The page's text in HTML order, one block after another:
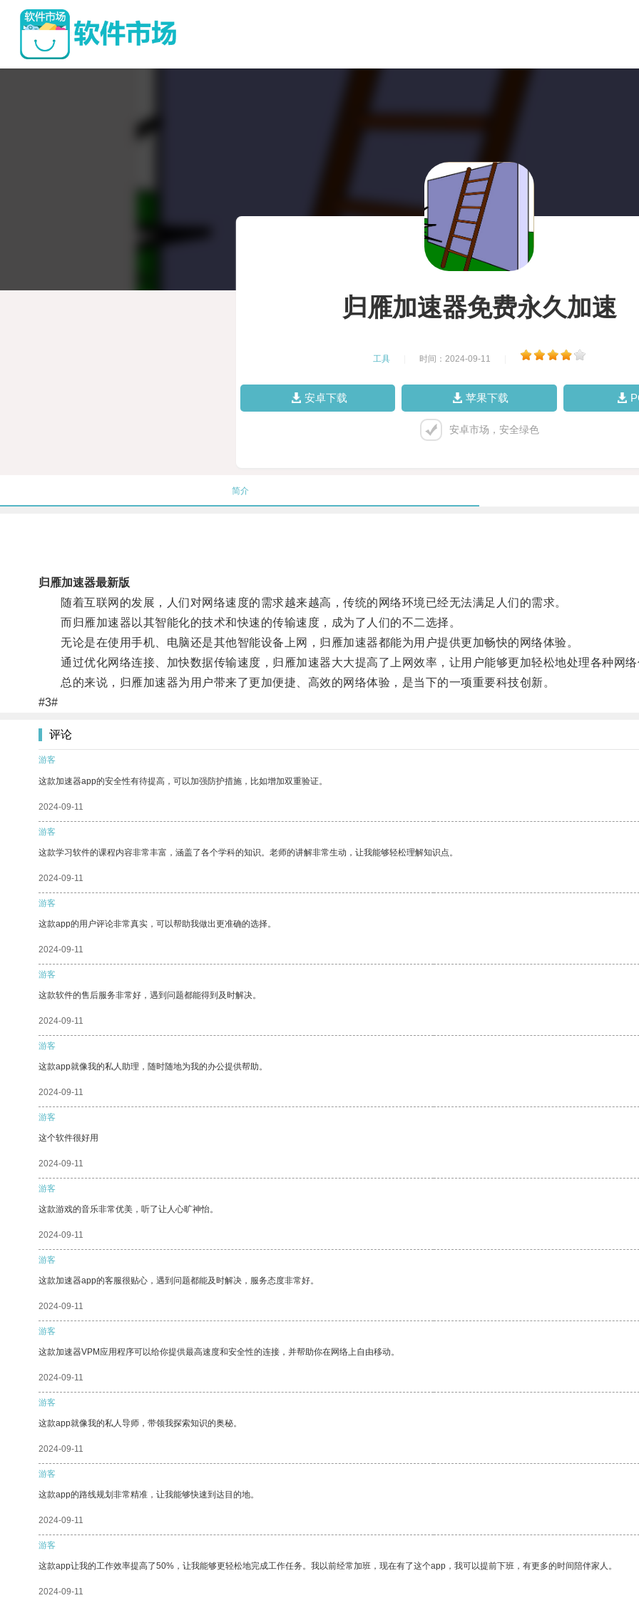
归雁加速器免费永久加速
工具 时间：2024-09-11
安卓下载 苹果下载
安卓市场，安全绿色
简介
归雁加速器最新版
随着互联网的发展，人们对网络速度的需求越来越高，传统的网络环境已经无法满足人们的需求。
而归雁加速器以其智能化的技术和快速的传输速度，成为了人们的不二选择。
无论是在使用手机、电脑还是其他智能设备上网，归雁加速器都能为用户提供更加畅快的网络体验。
通过优化网络连接、加快数据传输速度，归雁加速器大大提高了上网效率，让用户能够更加轻松地处理各种网络
总的来说，归雁加速器为用户带来了更加便捷、高效的网络体验，是当下的一项重要科技创新。
#3#
评论
游客
这款加速器app的安全性有待提高，可以加强防护措施，比如增加双重验证。
2024-09-11
游客
这款学习软件的课程内容非常丰富，涵盖了各个学科的知识。老师的讲解非常生动，让我能够轻松理解知识点。
2024-09-11
游客
这款app的用户评论非常真实，可以帮助我做出更准确的选择。
2024-09-11
游客
这款软件的售后服务非常好，遇到问题都能得到及时解决。
2024-09-11
游客
这款app就像我的私人助理，随时随地为我的办公提供帮助。
2024-09-11
游客
这个软件很好用
2024-09-11
游客
这款游戏的音乐非常优美，听了让人心旷神怡。
2024-09-11
游客
这款加速器app的客服很贴心，遇到问题都能及时解决，服务态度非常好。
2024-09-11
游客
这款加速器VPM应用程序可以给你提供最高速度和安全性的连接，并帮助你在网络上自由移动。
2024-09-11
游客
这款app就像我的私人导师，带领我探索知识的奥秘。
2024-09-11
游客
这款app的路线规划非常精准，让我能够快速到达目的地。
2024-09-11
游客
这款app让我的工作效率提高了50%，让我能够更轻松地完成工作任务。我以前经常加班，现在有了这个app，我可以提前下班，有更多的时间陪伴家人。
2024-09-11